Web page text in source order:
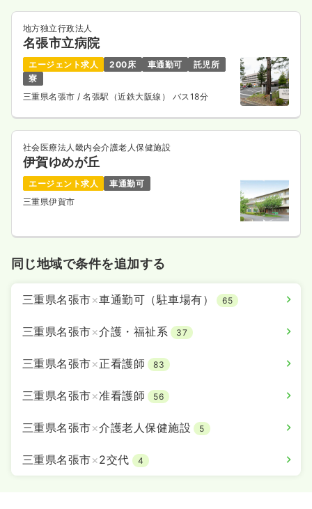
地方独立行政法人
名張市立病院
エージェント求人 200床 車通勤可
託児所
寮
三重県名張市/ 名張駅（近鉄大阪線） バス18分
社会医療法人畿内会介護老人保健施設
伊賀ゆめが丘
エージェント求人
車通勤可
三重県伊賀市
同じ地域で条件を追加する
三重県名張市×車通勤可（駐車場有） 65
三重県名張市×介護・福祉系 37
三重県名張市×正看護師 83
三重県名張市×准看護師 56
三重県名張市×介護老人保健施設 5
三重県名張市×2交代 4